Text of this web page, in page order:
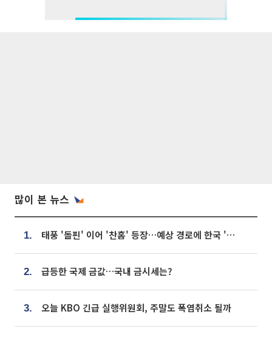
많이 본 뉴스
1. 태풍 '돌핀' 이어 '찬홈' 등장…예상 경로에 한국 '한숨'
2. 급등한 국제 금값…국내 금시세는?
3. 오늘 KBO 긴급 실행위원회, 주말도 폭염취소 될까